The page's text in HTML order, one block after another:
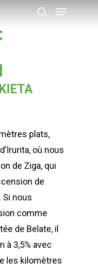
Menu
plats,
où nous
de Ziga, qui
de
Si nous
comme
de Belate, il
à 3,5% avec
les kilomètres